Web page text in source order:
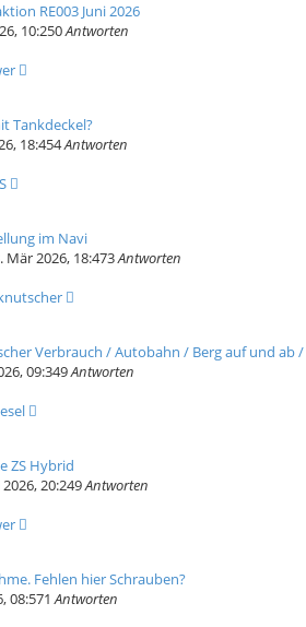
RE003 Juni 2026
10:250Antworten
Tankdeckel?
18:454Antworten
im Navi
Mär 2026, 18:473Antworten
Verbrauch / Autobahn / Berg auf und ab
09:349Antworten
ZS Hybrid
20:249Antworten
Fehlen hier Schrauben?
08:571Antworten